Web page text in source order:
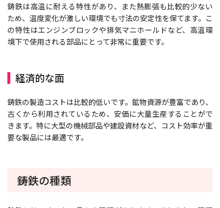
鋳鉄は高温に耐える特性があり、また熱膨張も比較的少ない
ため、温度変化が激しい環境でも寸法の安定性を保てます。こ
の特性はエンジンブロックや排気マニホールドなど、高温環
境下で使用される部品にとって非常に重要です。
経済的な面
鋳鉄の製造コストは比較的低いです。鉱物資源が豊富であり、
古くから利用されているため、安価に大量生産することがで
きます。特に大型の機械部品や建設資材など、コスト効率が重
要な製品には最適です。
鋳鉄の種類